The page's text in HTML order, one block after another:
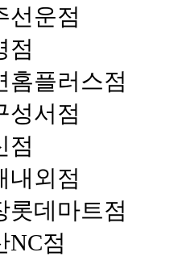
선운점
점
홈플러스점
성서점
점
내외점
롯데마트점
NC점